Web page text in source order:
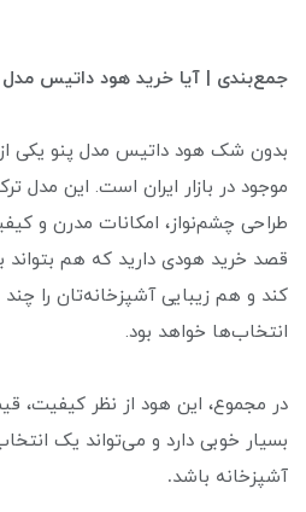
جمع‌بندی | آیا خرید هود داتیس
بدون شک هود داتیس مدل پنو یکی
موجود در بازار ایران است. این مدل
طراحی چشم‌نواز، امکانات مدرن و
قصد خرید هودی دارید که هم
کند و هم زیبایی آشپزخانه‌تان را چند
انتخاب‌ها خواهد بود.
در مجموع، این هود از نظر کیفیت،
بسیار خوبی دارد و می‌تواند یک
آشپزخانه باشد.